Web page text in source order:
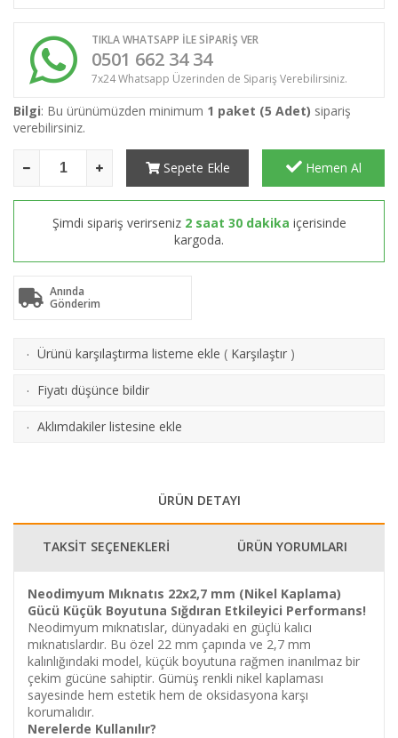
TIKLA WHATSAPP İLE SİPARİŞ VER
0501 662 34 34
7x24 Whatsapp Üzerinden de Sipariş Verebilirsiniz.
Bilgi: Bu ürünümüzden minimum 1 paket (5 Adet) sipariş
verebilirsiniz.
Sepete Ekle Hemen Al
Şimdi sipariş verirseniz 2 saat 30 dakika içerisinde
kargoda.
Anında
Gönderim
· Ürünü karşılaştırma listeme ekle ( Karşılaştır )
· Fiyatı düşünce bildir
· Aklımdakiler listesine ekle
ÜRÜN DETAYI
TAKSİT SEÇENEKLERİ ÜRÜN YORUMLARI
Neodimyum Mıknatıs 22x2,7 mm (Nikel Kaplama)
Gücü Küçük Boyutuna Sığdıran Etkileyici Performans!
Neodimyum mıknatıslar, dünyadaki en güçlü kalıcı
mıknatıslardır. Bu özel 22 mm çapında ve 2,7 mm
kalınlığındaki model, küçük boyutuna rağmen inanılmaz bir
çekim gücüne sahiptir. Gümüş renkli nikel kaplaması
sayesinde hem estetik hem de oksidasyona karşı
korumalıdır.
Nerelerde Kullanılır?